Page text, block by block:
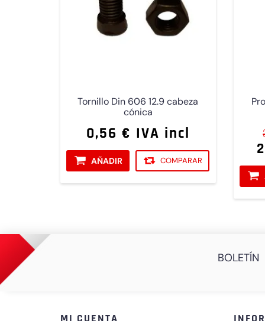
Tornillo Din 606 12.9 cabeza
cónica
0,56 € IVA incl
AÑADIR COMPARAR
BOLETÍN
MI CUENTA